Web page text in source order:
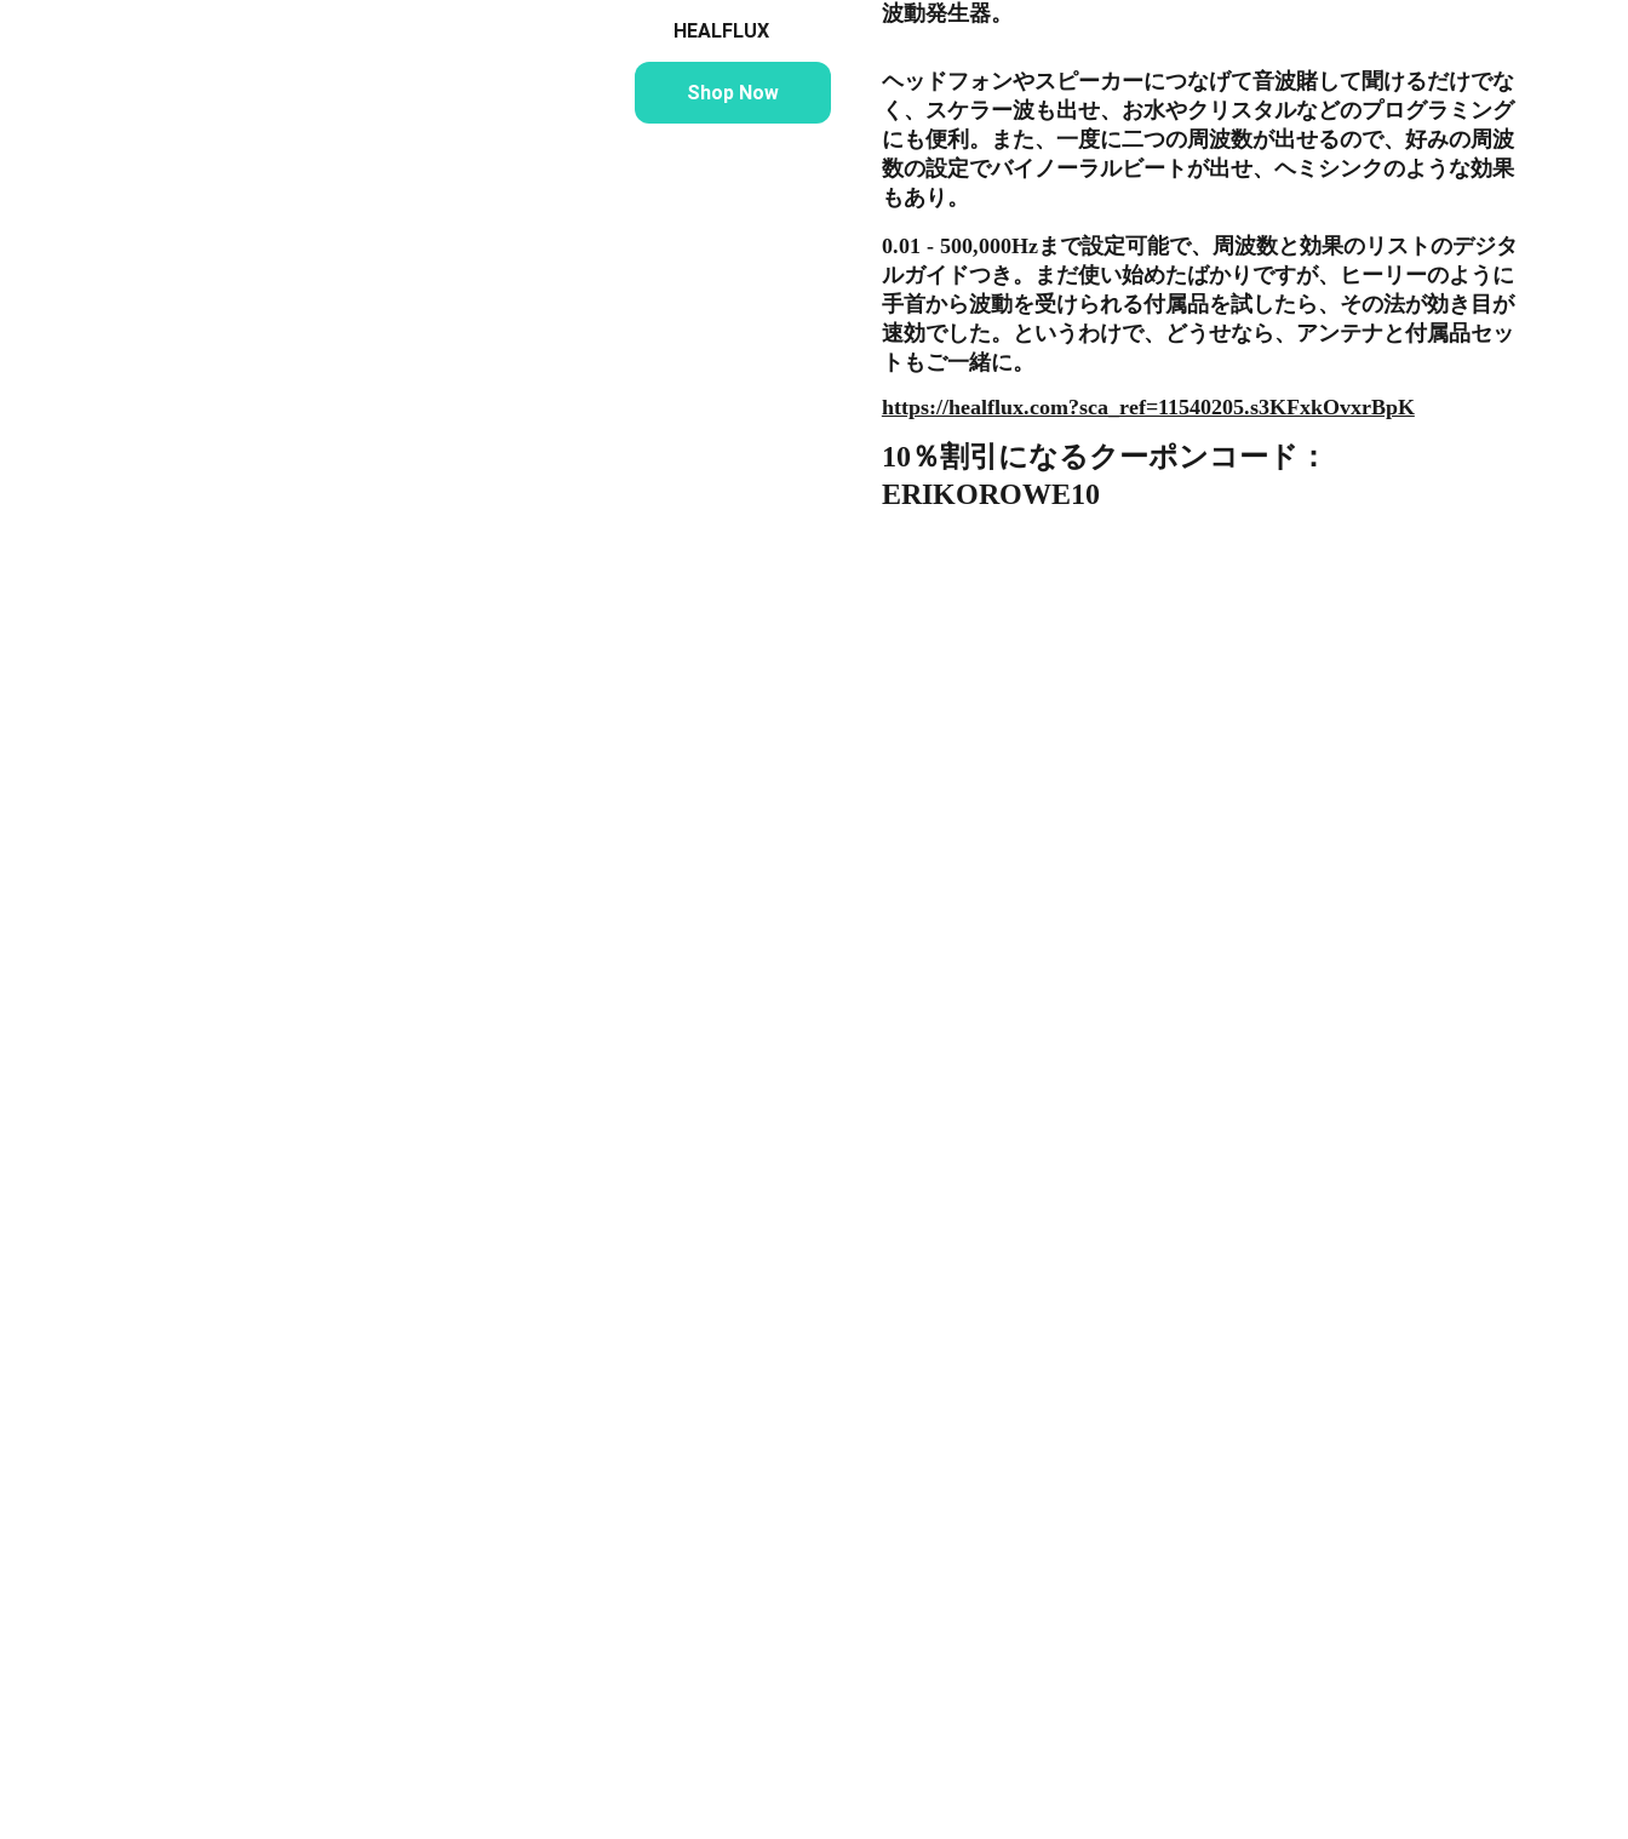
波動発生器。
ヘッドフォンやスピーカーにつなげて音波賭して聞けるだけでな
く、スケラー波も出せ、お水やクリスタルなどのプログラミング
にも便利。また、一度に二つの周波数が出せるので、好みの周波
数の設定でバイノーラルビートが出せ、ヘミシンクのような効果
もあり。
0.01 - 500,000Hzまで設定可能で、周波数と効果のリストのデジタ
ルガイドつき。まだ使い始めたばかりですが、ヒーリーのように
手首から波動を受けられる付属品を試したら、その法が効き目が
速効でした。というわけで、どうせなら、アンテナと付属品セッ
トもご一緒に。
https://healflux.com?sca_ref=11540205.s3KFxkOvxrBpK
10％割引になるクーポンコード：
ERIKOROWE10
HEALFLUX
Shop Now